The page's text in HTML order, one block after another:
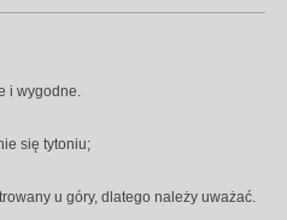
i wygodne.
się tytoniu;
u góry, dlatego należy uważać.